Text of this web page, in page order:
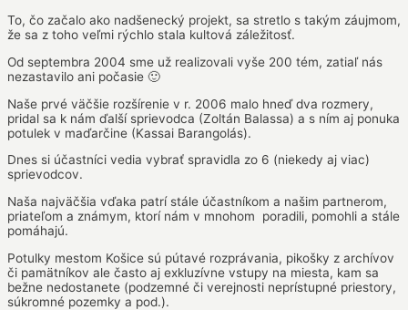
To, čo začalo ako nadšenecký projekt, sa stretlo s takým záujmom,
že sa z toho veľmi rýchlo stala kultová záležitosť.
Od septembra 2004 sme už realizovali vyše 200 tém, zatiaľ nás
nezastavilo ani počasie 🙂
Naše prvé väčšie rozšírenie v r. 2006 malo hneď dva rozmery,
pridal sa k nám ďalší sprievodca (Zoltán Balassa) a s ním aj ponuka
potulek v maďarčine (Kassai Barangolás).
Dnes si účastníci vedia vybrať spravidla zo 6 (niekedy aj viac)
sprievodcov.
Naša najväčšia vďaka patrí stále účastníkom a našim partnerom,
priateľom a známym, ktorí nám v mnohom poradili, pomohli a stále
pomáhajú.
Potulky mestom Košice sú pútavé rozprávania, pikošky z archívov
či pamätníkov ale často aj exkluzívne vstupy na miesta, kam sa
bežne nedostanete (podzemné či verejnosti neprístupné priestory,
súkromné pozemky a pod.).